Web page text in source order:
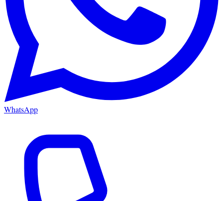
WhatsApp